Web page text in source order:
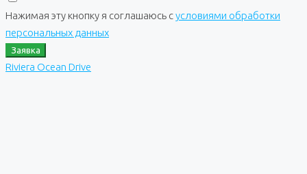
Нажимая эту кнопку я соглашаюсь сусловиями обработки
персональных данных
Заявка
Riviera Ocean Drive